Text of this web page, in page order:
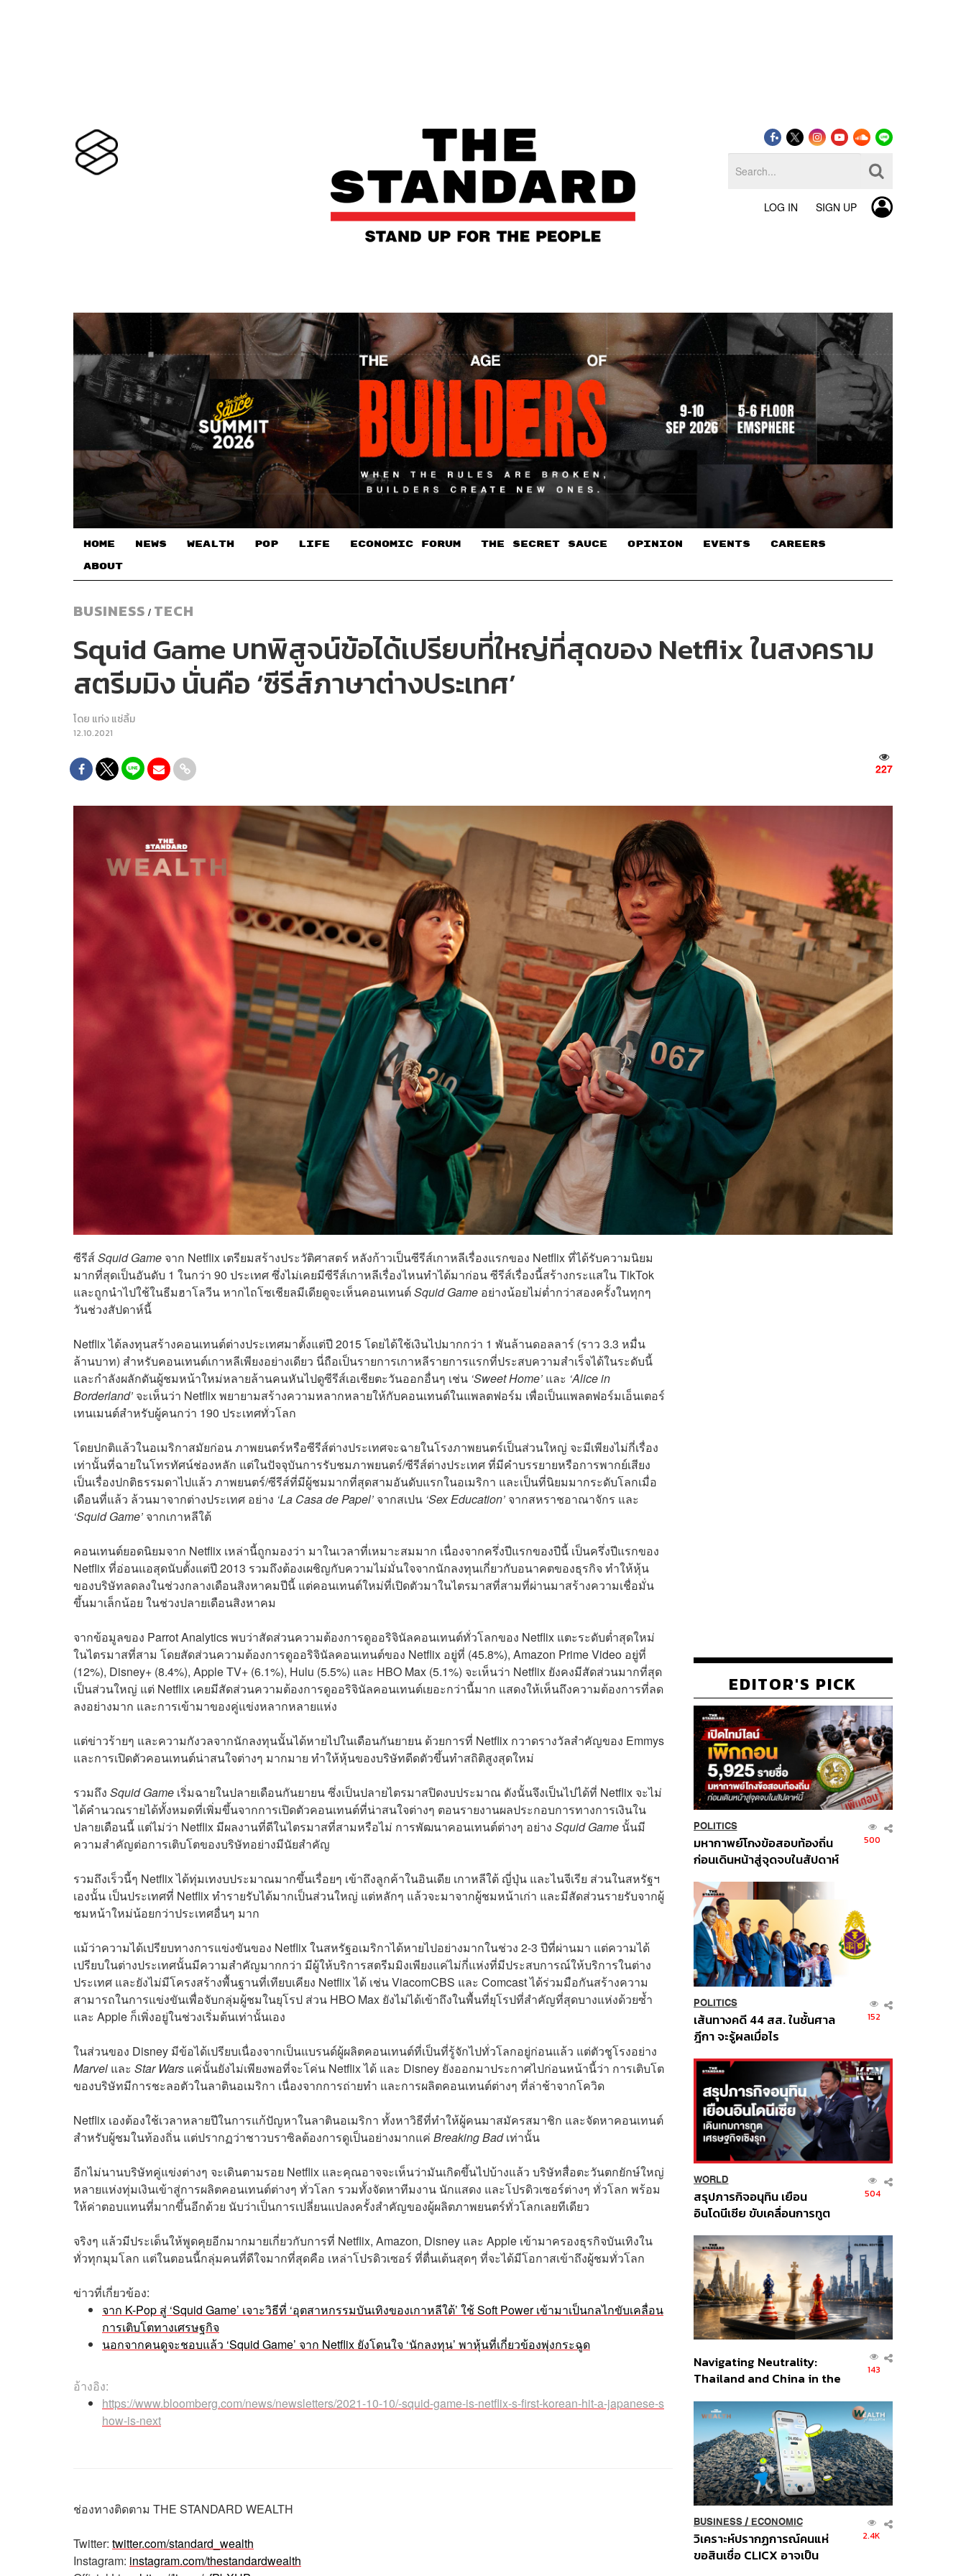
LOG IN SIGN UP
HOME NEWS WEALTH POP LIFE ECONOMIC FORUM THE SECRET SAUCE​ OPINION EVENTS CAREERS
ABOUT
BUSINESS / TECH
Squid Game บทพิสูจน์ข้อได้เปรียบที่ใหญ่ที่สุดของ Netflix ในสงคราม
สตรีมมิง นั่นคือ ‘ซีรีส์ภาษาต่างประเทศ’
โดย แท่ง แซ่ลิ้ม
12.10.2021
227
ซีรีส์Squid Game จาก Netflix เตรียมสร้างประวัติศาสตร์ หลังก้าวเป็นซีรีส์เกาหลีเรื่องแรกของ Netflix ที่ได้รับความนิยม
มากที่สุดเป็นอันดับ 1 ในกว่า 90 ประเทศ ซึ่งไม่เคยมีซีรีส์เกาหลีเรื่องไหนทำได้มาก่อน ซีรีส์เรื่องนี้สร้างกระแสใน TikTok
และถูกนำไปใช้ในธีมฮาโลวีน หากไถโซเชียลมีเดียดูจะเห็นคอนเทนต์Squid Game อย่างน้อยไม่ต่ำกว่าสองครั้งในทุกๆ
วันช่วงสัปดาห์นี้
Netflix ได้ลงทุนสร้างคอนเทนต์ต่างประเทศมาตั้งแต่ปี 2015 โดยได้ใช้เงินไปมากกว่า 1 พันล้านดอลลาร์ (ราว 3.3 หมื่น
ล้านบาท) สำหรับคอนเทนต์เกาหลีเพียงอย่างเดียว นี่ถือเป็นรายการเกาหลีรายการแรกที่ประสบความสำเร็จได้ในระดับนี้
และกำลังผลักดันผู้ชมหน้าใหม่หลายล้านคนหันไปดูซีรีส์เอเชียตะวันออกอื่นๆ เช่น ‘Sweet Home’ และ ‘Alice in
Borderland’ จะเห็นว่า Netflix พยายามสร้างความหลากหลายให้กับคอนเทนต์ในแพลตฟอร์ม เพื่อเป็นแพลตฟอร์มเอ็นเตอร์
เทนเมนต์สำหรับผู้คนกว่า 190 ประเทศทั่วโลก
โดยปกติแล้วในอเมริกาสมัยก่อน ภาพยนตร์หรือซีรีส์ต่างประเทศจะฉายในโรงภาพยนตร์เป็นส่วนใหญ่ จะมีเพียงไม่กี่เรื่อง
เท่านั้นที่ฉายในโทรทัศน์ช่องหลัก แต่ในปัจจุบันการรับชมภาพยนตร์/ซีรีส์ต่างประเทศ ที่มีคำบรรยายหรือการพากย์เสียง
เป็นเรื่องปกติธรรมดาไปแล้ว ภาพยนตร์/ซีรีส์ที่มีผู้ชมมากที่สุดสามอันดับแรกในอเมริกา และเป็นที่นิยมมากระดับโลกเมื่อ
เดือนที่แล้ว ล้วนมาจากต่างประเทศ อย่าง ‘La Casa de Papel’ จากสเปน ‘Sex Education’ จากสหราชอาณาจักร และ
‘Squid Game’ จากเกาหลีใต้
คอนเทนต์ยอดนิยมจาก Netflix เหล่านี้ถูกมองว่า มาในเวลาที่เหมาะสมมาก เนื่องจากครึ่งปีแรกของปีนี้ เป็นครึ่งปีแรกของ
Netflix ที่อ่อนแอสุดนับตั้งแต่ปี 2013 รวมถึงต้องเผชิญกับความไม่มั่นใจจากนักลงทุนเกี่ยวกับอนาคตของธุรกิจ ทำให้หุ้น
ของบริษัทลดลงในช่วงกลางเดือนสิงหาคมปีนี้ แต่คอนเทนต์ใหม่ที่เปิดตัวมาในไตรมาสที่สามที่ผ่านมาสร้างความเชื่อมั่น
ขึ้นมาเล็กน้อย ในช่วงปลายเดือนสิงหาคม
จากข้อมูลของ Parrot Analytics พบว่าสัดส่วนความต้องการดูออริจินัลคอนเทนต์ทั่วโลกของ Netflix แตะระดับต่ำสุดใหม่
ในไตรมาสที่สาม โดยสัดส่วนความต้องการดูออริจินัลคอนเทนต์ของ Netflix อยู่ที่ (45.8%), Amazon Prime Video อยู่ที่
(12%), Disney+ (8.4%), Apple TV+ (6.1%), Hulu (5.5%) และ HBO Max (5.1%) จะเห็นว่า Netflix ยังคงมีสัดส่วนมากที่สุด
เป็นส่วนใหญ่ แต่ Netflix เคยมีสัดส่วนความต้องการดูออริจินัลคอนเทนต์เยอะกว่านี้มาก แสดงให้เห็นถึงความต้องการที่ลด
ลงอย่างมาก และการเข้ามาของคู่แข่งหลากหลายแห่ง
แต่ข่าวร้ายๆ และความกังวลจากนักลงทุนนั้นได้หายไปในเดือนกันยายน ด้วยการที่ Netflix กวาดรางวัลสำคัญของ Emmys
และการเปิดตัวคอนเทนต์น่าสนใจต่างๆ มากมาย ทำให้หุ้นของบริษัทดีดตัวขึ้นทำสถิติสูงสุดใหม่
รวมถึง Squid Game เริ่มฉายในปลายเดือนกันยายน ซึ่งเป็นปลายไตรมาสปิดงบประมาณ ดังนั้นจึงเป็นไปได้ที่ Netflix จะไม่
ได้คำนวณรายได้ทั้งหมดที่เพิ่มขึ้นจากการเปิดตัวคอนเทนต์ที่น่าสนใจต่างๆ ตอนรายงานผลประกอบการทางการเงินใน
ปลายเดือนนี้ แต่ไม่ว่า Netflix มีผลงานที่ดีในไตรมาสที่สามหรือไม่ การพัฒนาคอนเทนต์ต่างๆ อย่าง Squid Game นั้นมี
ความสำคัญต่อการเติบโตของบริษัทอย่างมีนัยสำคัญ
รวมถึงเร็วนี้ๆ Netflix ได้ทุ่มเทงบประมาณมากขึ้นเรื่อยๆ เข้าถึงลูกค้าในอินเดีย เกาหลีใต้ ญี่ปุ่น และไนจีเรีย ส่วนในสหรัฐฯ
เองนั้น เป็นประเทศที่ Netflix ทำรายรับได้มากเป็นส่วนใหญ่ แต่หลักๆ แล้วจะมาจากผู้ชมหน้าเก่า และมีสัดส่วนรายรับจากผู้
ชมหน้าใหม่น้อยกว่าประเทศอื่นๆ มาก
แม้ว่าความได้เปรียบทางการแข่งขันของ Netflix ในสหรัฐอเมริกาได้หายไปอย่างมากในช่วง 2-3 ปีที่ผ่านมา แต่ความได้
เปรียบในต่างประเทศนั้นมีความสำคัญมากกว่า มีผู้ให้บริการสตรีมมิงเพียงแค่ไม่กี่แห่งที่มีประสบการณ์ให้บริการในต่าง
ประเทศ และยังไม่มีโครงสร้างพื้นฐานที่เทียบเคียง Netflix ได้ เช่น ViacomCBS และ Comcast ได้ร่วมมือกันสร้างความ
สามารถในการแข่งขันเพื่อจับกลุ่มผู้ชมในยุโรป ส่วน HBO Max ยังไม่ได้เข้าถึงในพื้นที่ยุโรปที่สำคัญที่สุดบางแห่งด้วยซ้ำ
และ Apple ก็เพิ่งอยู่ในช่วงเริ่มต้นเท่านั้นเอง
ในส่วนของ Disney มีข้อได้เปรียบเนื่องจากเป็นแบรนด์ผู้ผลิตคอนเทนต์ที่เป็นที่รู้จักไปทั่วโลกอยู่ก่อนแล้ว แต่ตัวชูโรงอย่าง
Marvel และ Star Wars แค่นั้นยังไม่เพียงพอที่จะโค่น Netflix ได้ และ Disney ยังออกมาประกาศไปก่อนหน้านี้ว่า การเติบโต
ของบริษัทมีการชะลอตัวในลาตินอเมริกา เนื่องจากการถ่ายทำ และการผลิตคอนเทนต์ต่างๆ ที่ล่าช้าจากโควิด
Netflix เองต้องใช้เวลาหลายปีในการแก้ปัญหาในลาตินอเมริกา ทั้งหาวิธีที่ทำให้ผู้คนมาสมัครสมาชิก และจัดหาคอนเทนต์
สำหรับผู้ชมในท้องถิ่น แต่ปรากฏว่าชาวบราซิลต้องการดูเป็นอย่างมากแค่ Breaking Badเท่านั้น
อีกไม่นานบริษัทคู่แข่งต่างๆ จะเดินตามรอย Netflix และคุณอาจจะเห็นว่ามันเกิดขึ้นไปบ้างแล้ว บริษัทสื่อตะวันตกยักษ์ใหญ่
หลายแห่งทุ่มเงินเข้าสู่การผลิตคอนเทนต์ต่างๆ ทั่วโลก รวมทั้งจัดหาทีมงาน นักแสดง และโปรดิวเซอร์ต่างๆ ทั่วโลก พร้อม
ให้ค่าตอบแทนที่มากขึ้นอีกด้วย นับว่าเป็นการเปลี่ยนแปลงครั้งสำคัญของผู้ผลิตภาพยนตร์ทั่วโลกเลยทีเดียว
จริงๆ แล้วมีประเด็นให้พูดคุยอีกมากมายเกี่ยวกับการที่ Netflix, Amazon, Disney และ Apple เข้ามาครองธุรกิจบันเทิงใน
ทั่วทุกมุมโลก แต่ในตอนนี้กลุ่มคนที่ดีใจมากที่สุดคือ เหล่าโปรดิวเซอร์ ที่ตื่นเต้นสุดๆ ที่จะได้มีโอกาสเข้าถึงผู้ชมทั่วโลก
ข่าวที่เกี่ยวข้อง:
จาก K-Pop สู่ ‘Squid Game’ เจาะวิธีที่ ‘อุตสาหกรรมบันเทิงของเกาหลีใต้’ ใช้ Soft Power เข้ามาเป็นกลไกขับเคลื่อน
การเติบโตทางเศรษฐกิจ
นอกจากคนดูจะชอบแล้ว ‘Squid Game’ จาก Netflix ยังโดนใจ ‘นักลงทุน’ พาหุ้นที่เกี่ยวข้องพุ่งกระฉูด
อ้างอิง:
https://www.bloomberg.com/news/newsletters/2021-10-10/-squid-game-is-netflix-s-first-korean-hit-a-japanese-s
how-is-next
ช่องทางติดตาม THE STANDARD WEALTH
Twitter: twitter.com/standard_wealth
Instagram: instagram.com/thestandardwealth
EDITOR'S PICK
POLITICS
มหากาพย์โกงข้อสอบท้องถิ่น
ก่อนเดินหน้าสู่จุดจบในสัปดาห์
500
POLITICS
เส้นทางคดี 44 สส. ในชั้นศาล
ฎีกา จะรู้ผลเมื่อไร
152
WORLD
สรุปภารกิจอนุทิน เยือน
อินโดนีเซีย ขับเคลื่อนการทูต
ส่วนยุทธศาสตร์ไทย –
อินโดนีเซีย
504
Navigating Neutrality:
Thailand and China in the
Order
143
BUSINESS/ ECONOMIC
วิเคราะห์ปรากฏการณ์คนแห่
ขอสินเชื่อ CLICX อาจเป็น
2.4K